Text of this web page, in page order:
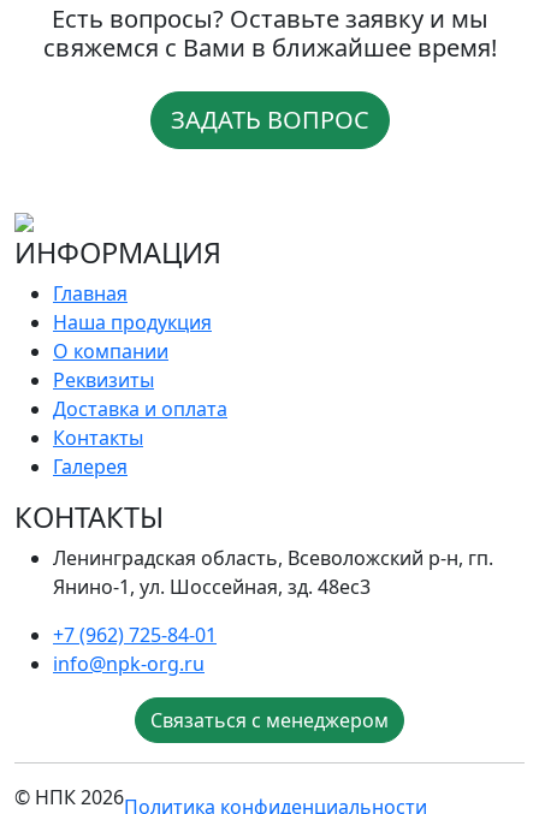
Есть вопросы? Оставьте заявку и мы
свяжемся с Вами в ближайшее время!
ЗАДАТЬ ВОПРОС
ИНФОРМАЦИЯ
Главная
Наша продукция
О компании
Реквизиты
Доставка и оплата
Контакты
Галерея
КОНТАКТЫ
Ленинградская область, Всеволожский р-н, гп.
Янино-1, ул. Шоссейная, зд. 48ес3
+7 (962) 725-84-01
info@npk-org.ru
Связаться с менеджером
© НПК 2026Политика конфиденциальности